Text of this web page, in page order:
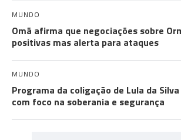
MUNDO
Omã afirma que negociações sobre
positivas mas alerta para ataques
MUNDO
Programa da coligação de Lula da
com foco na soberania e segurança